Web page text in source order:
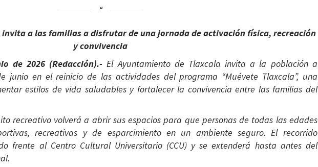
a las familias a disfrutar de una jornada de activación física, recreación
y convivencia
de 2026 (Redacción).-El Ayuntamiento de Tlaxcala invita a la población a
junio en el reinicio de las actividades del programa “Muévete Tlaxcala”, una
estilos de vida saludables y fortalecer la convivencia entre las familias del
recreativo volverá a abrir sus espacios para que personas de todas las edades
recreativas y de esparcimiento en un ambiente seguro. El recorrido
frente al Centro Cultural Universitario (CCU) y se extenderá hasta antes del